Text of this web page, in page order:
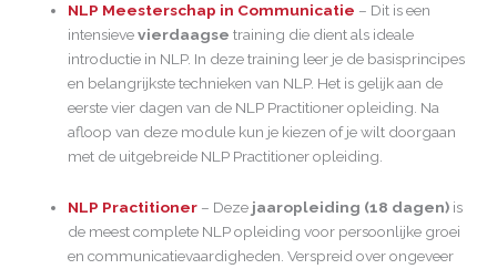
NLP Meesterschap in Communicatie – Dit is een
intensievevierdaagse training die dient als ideale
introductie in NLP. In deze training leer je de basisprincipes
en belangrijkste technieken van NLP. Het is gelijk aan de
eerste vier dagen van de NLP Practitioner opleiding. Na
afloop van deze module kun je kiezen of je wilt doorgaan
met de uitgebreide NLP Practitioner opleiding.
NLP Practitioner – Deze jaaropleiding (18 dagen) is
de meest complete NLP opleiding voor persoonlijke groei
en communicatievaardigheden. Verspreid over ongeveer